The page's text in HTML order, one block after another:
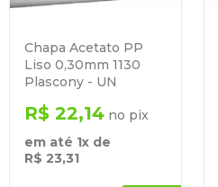
Chapa Acetato PP
Liso 0,30mm 1130
Plascony - UN
R$ 22,14 no pix
em até 1x de
R$ 23,31